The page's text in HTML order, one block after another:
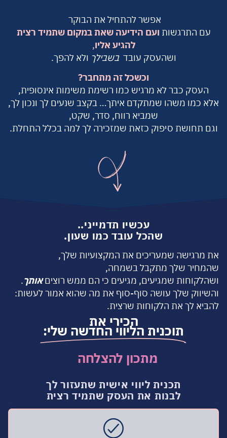
אפשר להתחיל את הבוקר
עם התרגשות ועם הידיעה שאת במקום שתמיד רצית
להגיע אליו,
ושהעסק עובדבשבילך ולא להפך.
וכשכל זה מתחבר?
העסק כבר לא מרגיש כמו רשימת משימות אינסופית,
אלא כמו משהו שמתקדם איתך… בקצב שנעים לך ונכון לך,
שמביא רווח, סדר, שקט,
וגם תחושת סיפוק כזאת שמזכירה לך למה בכלל התחלת.
עכשיו תדמייני..
שהכל עובד כמו שעון.
את מרגישה שמעריכים את המקצועיות שלך,
שהמחיר שלך מתקבל בשמחה,
ושהלקוחות שמגיעים, מגיעים כי הם ממש רוצים אותך.
והשיווק שלך עושה סוף-סוף את מה שהוא אמור לעשות:
להביא לך את הלקוחות שרצית.
הכירי את
תוכנית הליווי החדשה שלי:
מתכון להצלחה
תכנית ליווי אישית שתעזור לך
לבנות את העסק שתמיד רצית